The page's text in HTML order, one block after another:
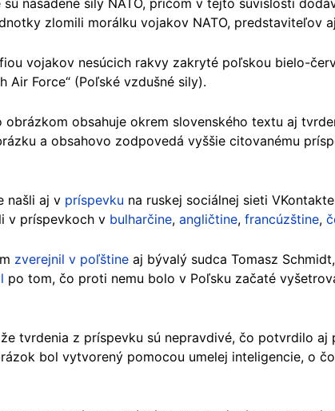
zlomili morálku vojakov NATO, predstaviteľov
vojakov nesúcich rakvy zakryté poľskou bielo-
Air Force“ (Poľské vzdušné sily).
obrázkom obsahuje okrem slovenského textu aj
a obsahovo zodpovedá vyššie citovanému
našli aj v príspevku na ruskej sociálnej sieti
v príspevkoch v bulharčine, angličtine, francúzštine,
zverejnil v poľštine aj bývalý sudca Tomasz
po tom, čo proti nemu bolo v Poľsku začaté
tvrdenia z príspevku sú nepravdivé, čo potvrdilo
bol vytvorený pomocou umelej inteligencie, o